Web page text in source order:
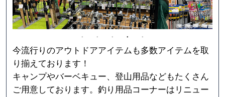
今流行りのアウトドアアイテムも多数アイテムを取
り揃えております！
キャンプやバーベキュー、登山用品などもたくさん
ご用意しております。釣り用品コーナーはリニュー